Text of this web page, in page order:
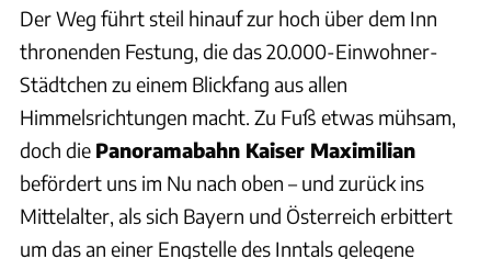
Der Weg führt steil hinauf zur hoch über dem Inn
thronenden Festung, die das 20.000-Einwohner-
Städtchen zu einem Blickfang aus allen
Himmelsrichtungen macht. Zu Fuß etwas mühsam,
doch die Panoramabahn Kaiser Maximilian
befördert uns im Nu nach oben – und zurück ins
Mittelalter, als sich Bayern und Österreich erbittert
um das an einer Engstelle des Inntals gelegene